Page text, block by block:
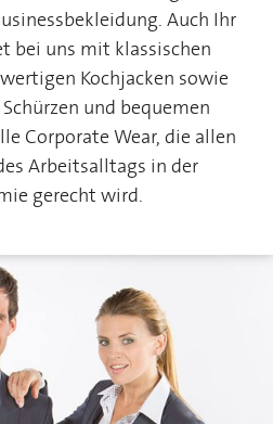
Auch Ihr
bei uns mit klassischen
Kochjacken sowie
und bequemen
Corporate Wear, die allen
Arbeitsalltags in der
gerecht wird.